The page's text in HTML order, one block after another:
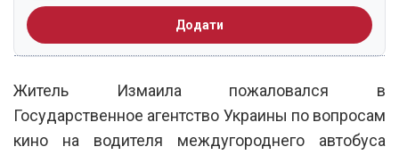
Додати
Житель Измаила пожаловался в
Государственное агентство Украины по вопросам
кино на водителя междугороднего автобуса